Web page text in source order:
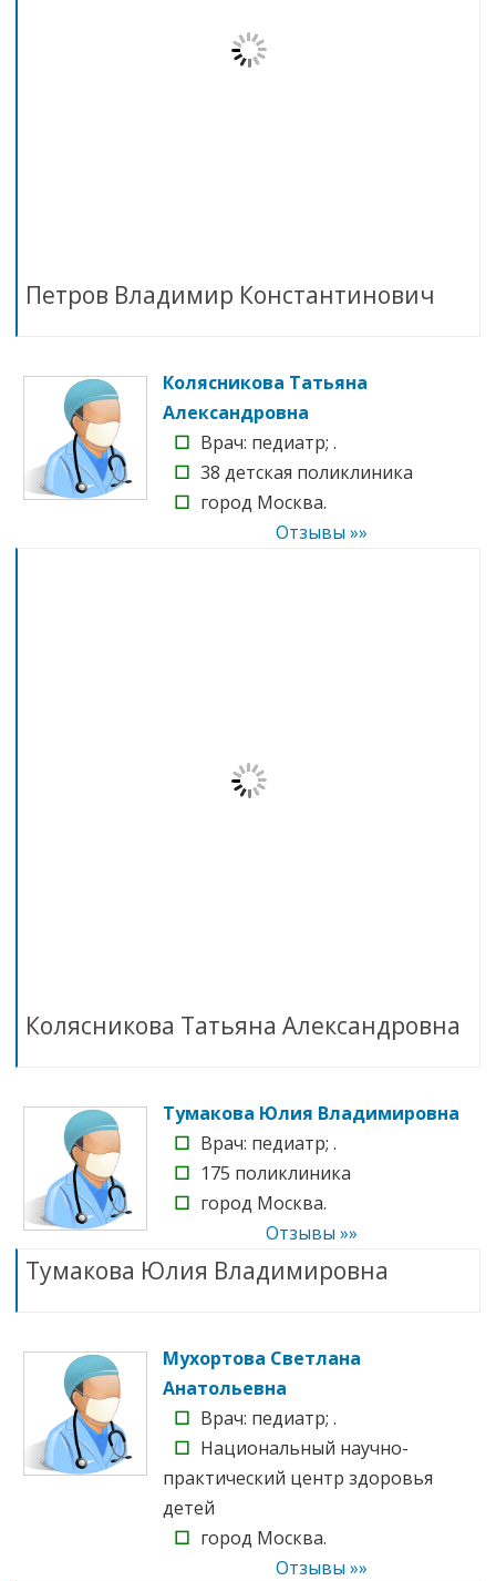
Петров Владимир Константинович
Колясникова Татьяна
Александровна
☐ Врач: педиатр; .
☐ 38 детская поликлиника
☐ город Москва.
Отзывы »»
Колясникова Татьяна Александровна
Тумакова Юлия Владимировна
☐ Врач: педиатр; .
☐ 175 поликлиника
☐ город Москва.
Отзывы »»
Тумакова Юлия Владимировна
Мухортова Светлана
Анатольевна
☐ Врач: педиатр; .
☐ Национальный научно-
практический центр здоровья
детей
☐ город Москва.
Отзывы »»